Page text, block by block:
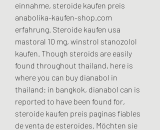
einnahme, steroide kaufen preis
anabolika-kaufen-shop.com
erfahrung. Steroide kaufen usa
mastoral 10 mg, winstrol stanozolol
kaufen. Though steroids are easily
found throughout thailand, here is
where you can buy dianabol in
thailand: in bangkok, dianabol can is
reported to have been found for,
steroide kaufen preis paginas fiables
de venta de esteroides. Möchten sie